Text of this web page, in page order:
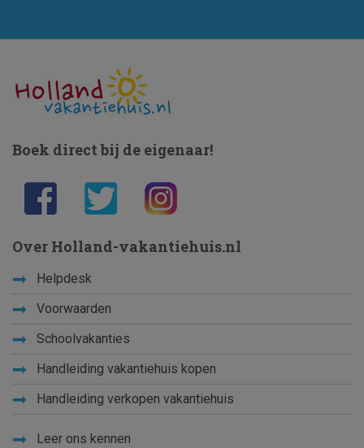
Boek direct bij de eigenaar!
Over Holland-vakantiehuis.nl
Helpdesk
Voorwaarden
Schoolvakanties
Handleiding vakantiehuis kopen
Handleiding verkopen vakantiehuis
Leer ons kennen